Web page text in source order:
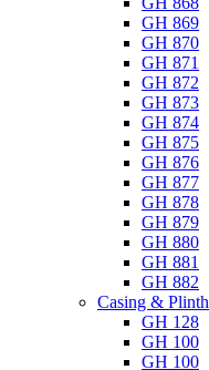
GH 869
GH 870
GH 871
GH 872
GH 873
GH 874
GH 875
GH 876
GH 877
GH 878
GH 879
GH 880
GH 881
GH 882
Casing & Plinth
GH 128
GH 100
GH 100